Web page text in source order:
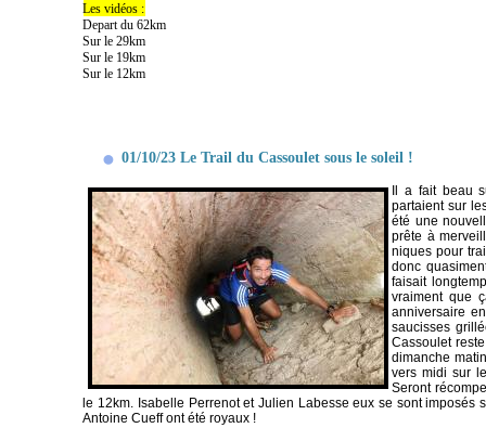
Les vidéos :
Depart du 62km
Sur le 29km
Sur le 19km
Sur le 12km
01/10/23 Le Trail du Cassoulet sous le soleil !
Il a fait beau
partaient sur
été une
prête à
niques pour
donc
faisait
vraiment que
anniversaire
saucisses
Cassoulet
dimanche
vers midi sur
Seront
le 12km. Isabelle Perrenot et Julien Labesse eux se sont
Antoine Cueff ont été royaux !